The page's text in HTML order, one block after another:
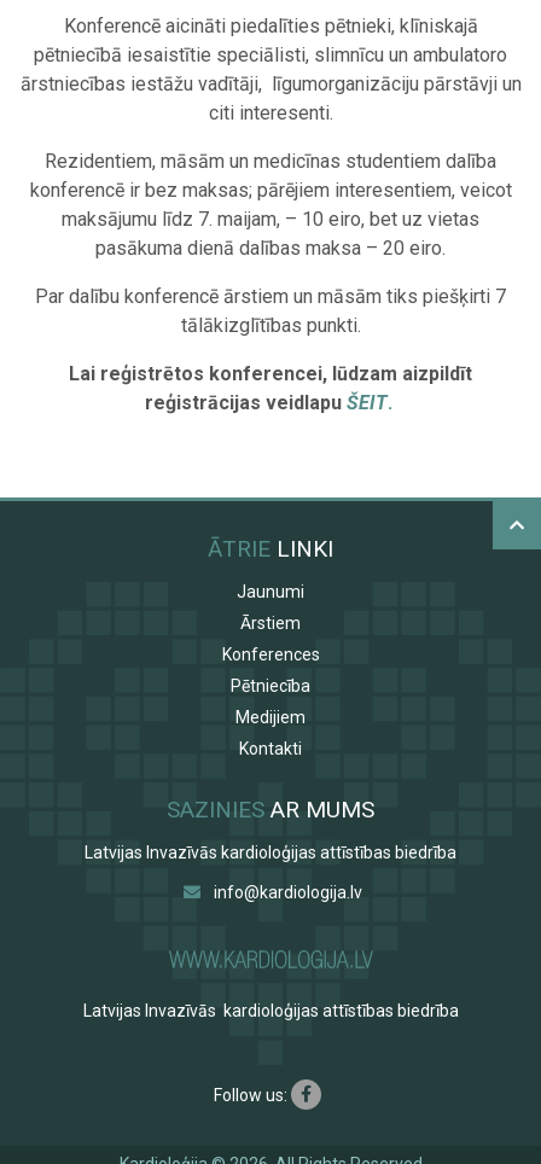
Konferencē aicināti piedalīties pētnieki, klīniskajā
pētniecībā iesaistītie speciālisti, slimnīcu un ambulatoro
ārstniecības iestāžu vadītāji, līgumorganizāciju pārstāvji un
citi interesenti.
Rezidentiem, māsām un medicīnas studentiem dalība
konferencē ir bez maksas; pārējiem interesentiem, veicot
maksājumu līdz 7. maijam, – 10 eiro, bet uz vietas
pasākuma dienā dalības maksa – 20 eiro.
Par dalību konferencē ārstiem un māsām tiks piešķirti 7
tālākizglītības punkti.
Lai reģistrētos konferencei, lūdzam aizpildīt
reģistrācijas veidlapu ŠEIT.
ĀTRIE LINKI
Jaunumi
Ārstiem
Konferences
Pētniecība
Medijiem
Kontakti
SAZINIES AR MUMS
Latvijas Invazīvās kardioloģijas attīstības biedrība
info@kardiologija.lv
Latvijas Invazīvās kardioloģijas attīstības biedrība
Follow us: